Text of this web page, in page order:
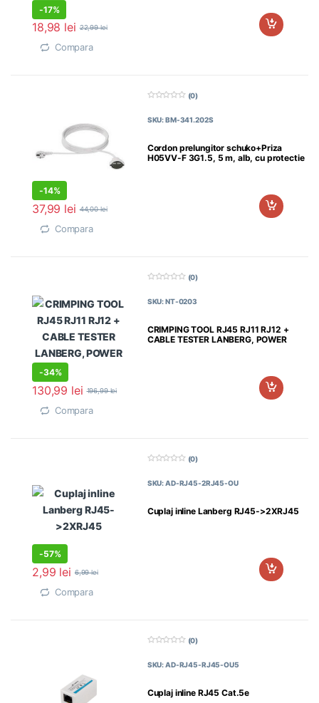
-17%
18,98 lei 22,99lei
Compara
-14%
Cordon prelungitor schuko+Priza
H05VV-F 3G1.5, 5 m, alb, cu protectie
i
(0)
SKU: BM-341.202S
37,99 lei 44,00lei
Compara
-34%
CRIMPING TOOL RJ45 RJ11 RJ12 +
CABLE TESTER LANBERG, POWER
i
(0)
SKU: NT-0203
130,99 lei 196,99lei
Compara
-57%
Cuplaj inline Lanberg RJ45->2XRJ45
i
(0)
SKU: AD-RJ45-2RJ45-OU
2,99 lei 6,99lei
Compara
Cuplaj inline RJ45 Cat.5e
i
(0)
SKU: AD-RJ45-RJ45-OU5